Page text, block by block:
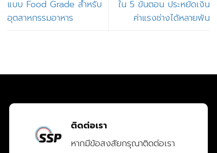
แบบ Food Grade สำหรับ
อุตสาหกรรมอาหาร
ใน 5 ขั้นตอน ประหยัดเงิน
ค่าแรงช่างได้หลายพัน
ติดต่อเรา
หากมีข้อสงสัยกรุณาติดต่อเรา